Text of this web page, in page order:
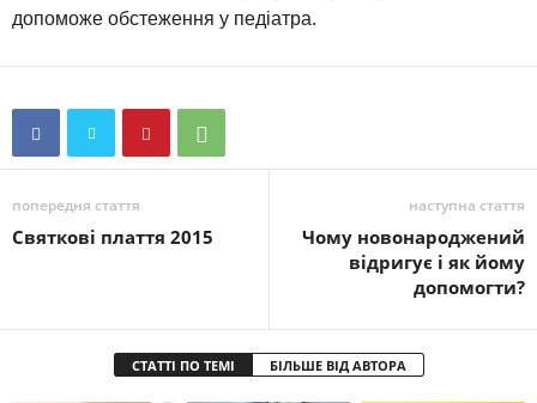
допоможе обстеження у педіатра.
попередня стаття
Святкові плаття 2015
наступна стаття
Чому новонароджений
відригує і як йому
допомогти?
СТАТТІ ПО ТЕМІ БІЛЬШЕ ВІД АВТОРА